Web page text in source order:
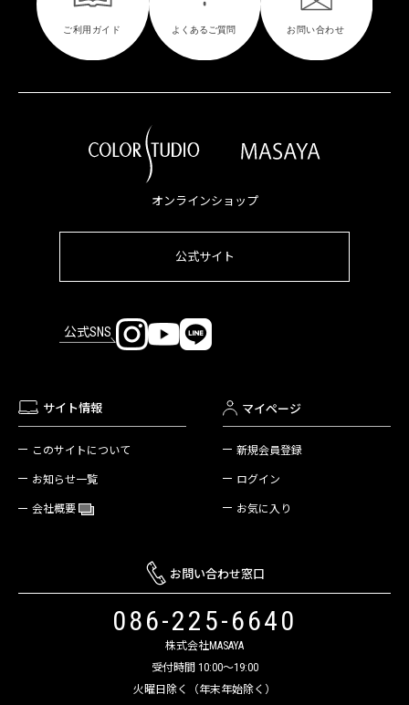
オンラインショップ
公式サイト
公式SNS
サイト情報
このサイトについて
お知らせ一覧
会社概要
マイページ
新規会員登録
ログイン
お気に入り
お問い合わせ窓口
086-225-6640
株式会社MASAYA
受付時間 10:00～19:00
火曜日除く（年末年始除く）